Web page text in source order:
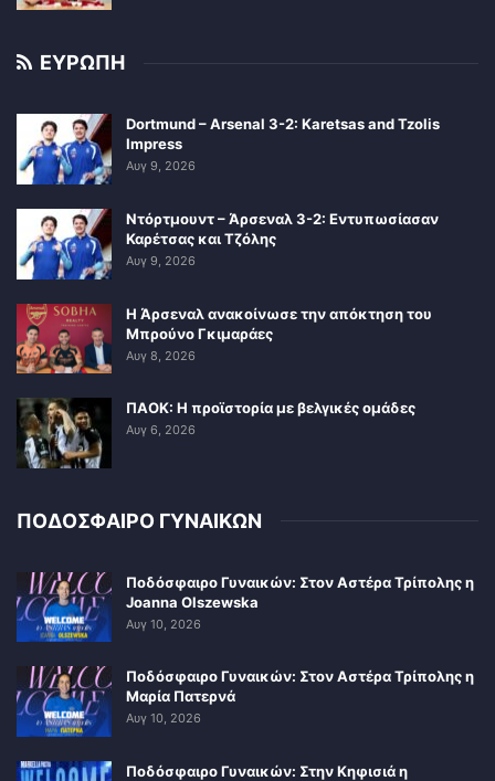
ΕΥΡΩΠΗ
Dortmund – Arsenal 3-2: Karetsas and Tzolis
Impress
Αυγ 9, 2026
Ντόρτμουντ – Άρσεναλ 3-2: Εντυπωσίασαν
Καρέτσας και Τζόλης
Αυγ 9, 2026
Η Άρσεναλ ανακοίνωσε την απόκτηση του
Μπρούνο Γκιμαράες
Αυγ 8, 2026
ΠΑΟΚ: Η προϊστορία με βελγικές ομάδες
Αυγ 6, 2026
ΠΟΔΟΣΦΑΙΡΟ ΓΥΝΑΙΚΩΝ
Ποδόσφαιρο Γυναικών: Στον Αστέρα Τρίπολης η
Joanna Olszewska
Αυγ 10, 2026
Ποδόσφαιρο Γυναικών: Στον Αστέρα Τρίπολης η
Μαρία Πατερνά
Αυγ 10, 2026
Ποδόσφαιρο Γυναικών: Στην Κηφισιά η